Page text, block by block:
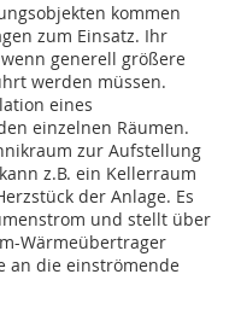
kommen
zum Einsatz. Ihr
generell größere
werden müssen.
eines
einzelnen Räumen.
zur Aufstellung
z.B. ein Kellerraum
der Anlage. Es
und stellt über
Wärmeübertrager
an die einströmende